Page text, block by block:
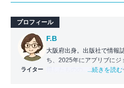
プロフィール
ライター
F.B
大阪府出身。出版社で情報
ち、2025年にアプリブにジ
得したものの、大学生・社
...続きを読む